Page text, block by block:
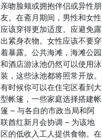
亲吻脸颊或拥抱伴侣或异性朋
友。在斋月期间，男性和女性
应该穿得更加适度。应避免露
出紧身衣物。女性应该不要穿
着暴露。公共海滩，海滩公园
和酒店游泳池仍然可以使用泳
装，这些泳池都将照常开放。
有时候你可以在住宅区看到大
型帐篷，一些家庭选择搭建帐
篷 – 与各自的市政当局和阿
联酋红新月会协调 – 为该地
区的低收入工人提供食物。在